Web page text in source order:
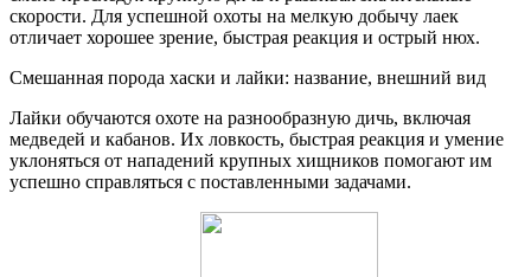
скорости. Для успешной охоты на мелкую добычу лаек
отличает хорошее зрение, быстрая реакция и острый нюх.
Смешанная порода хаски и лайки: название, внешний вид
Лайки обучаются охоте на разнообразную дичь, включая
медведей и кабанов. Их ловкость, быстрая реакция и умение
уклоняться от нападений крупных хищников помогают им
успешно справляться с поставленными задачами.